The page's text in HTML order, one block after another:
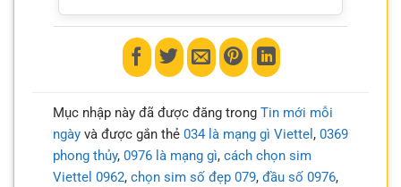
Mục nhập này đã được đăng trong Tin mới mỗi
ngàyvà được gắn thẻ 034 là mạng gì Viettel , 0369
phong thủy, 0976 là mạng gì, cách chọn sim
Viettel 0962, chọn sim số đẹp 079, đầu số 0976,